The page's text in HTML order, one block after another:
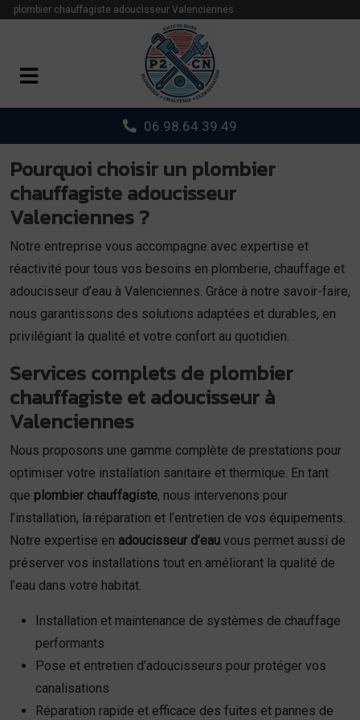
plombier chauffagiste adoucisseur Valenciennes
06.98.64.39.49
Pourquoi choisir un plombier
chauffagiste adoucisseur
Valenciennes ?
Notre entreprise vous accompagne avec expertise et
réactivité pour tous vos besoins en plomberie, chauffage et
adoucisseur d’eau à Valenciennes. Grâce à notre savoir-faire,
nous garantissons des solutions adaptées et durables, en
privilégiant la qualité et votre confort au quotidien.
Services complets de plombier
chauffagiste et adoucisseur à
Valenciennes
Nous proposons une gamme complète de prestations pour
optimiser votre installation sanitaire et thermique. En tant
que plombier chauffagiste, nous intervenons pour
l’installation, la réparation et l’entretien de vos équipements.
Notre expertise en adoucisseur d’eau vous permet aussi de
préserver vos installations tout en améliorant la qualité de
l’eau dans votre habitat.
Installation et maintenance de systèmes de chauffage
performants
Pose et entretien d’adoucisseurs pour protéger vos
canalisations
Réparation rapide et efficace des fuites et pannes de
Panneau de gestion des cookies